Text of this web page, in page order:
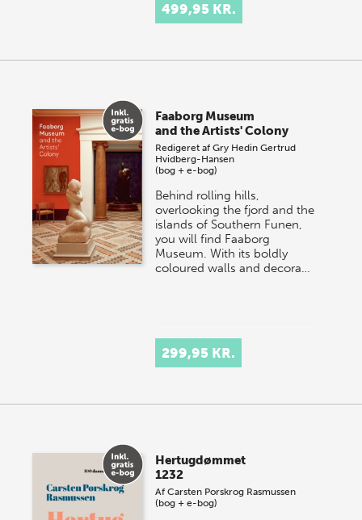
499,95 KR.
Faaborg Museum
and the Artists' Colony
Redigeret afGry Hedin Gertrud
Hvidberg-Hansen
(bog + e-bog)
Behind rolling hills,
overlooking the fjord and the
islands of Southern Funen,
you will find Faaborg
Museum. With its boldly
coloured walls and decora…
299,95 KR.
Hertugdømmet
1232
AfCarsten Porskrog Rasmussen
(bog + e-bog)